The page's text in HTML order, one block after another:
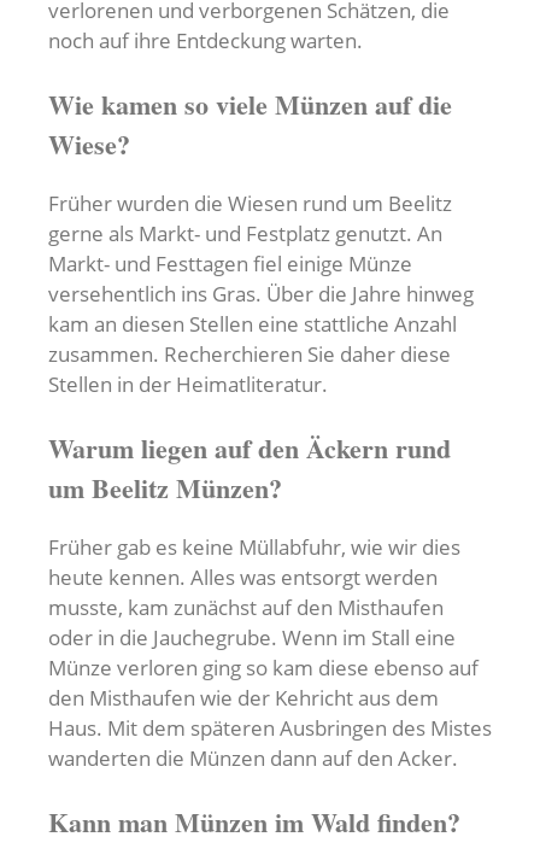
verlorenen und verborgenen Schätzen, die
noch auf ihre Entdeckung warten.
Wie kamen so viele Münzen auf die
Wiese?
Früher wurden die Wiesen rund um Beelitz
gerne als Markt- und Festplatz genutzt. An
Markt- und Festtagen fiel einige Münze
versehentlich ins Gras. Über die Jahre hinweg
kam an diesen Stellen eine stattliche Anzahl
zusammen. Recherchieren Sie daher diese
Stellen in der Heimatliteratur.
Warum liegen auf den Äckern rund
um Beelitz Münzen?
Früher gab es keine Müllabfuhr, wie wir dies
heute kennen. Alles was entsorgt werden
musste, kam zunächst auf den Misthaufen
oder in die Jauchegrube. Wenn im Stall eine
Münze verloren ging so kam diese ebenso auf
den Misthaufen wie der Kehricht aus dem
Haus. Mit dem späteren Ausbringen des Mistes
wanderten die Münzen dann auf den Acker.
Kann man Münzen im Wald finden?